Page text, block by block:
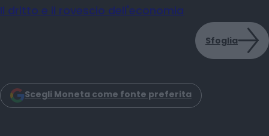
Il dritto e il rovescio dell'economia
Sfoglia
Scegli Moneta come fonte preferita